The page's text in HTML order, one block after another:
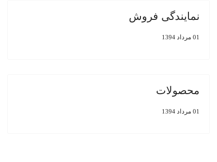
نمایندگی فروش
01 مرداد 1394
محصولات
01 مرداد 1394